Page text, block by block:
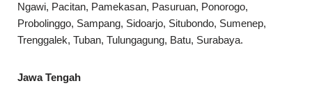
Ngawi, Pacitan, Pamekasan, Pasuruan, Ponorogo,
Probolinggo, Sampang, Sidoarjo, Situbondo, Sumenep,
Trenggalek, Tuban, Tulungagung, Batu, Surabaya.
Jawa Tengah